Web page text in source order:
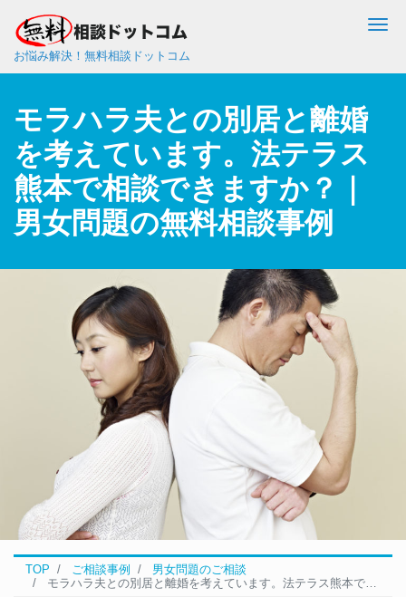
お悩み解決！無料相談ドットコム
モラハラ夫との別居と離婚
を考えています。法テラス
熊本で相談できますか？｜
男女問題の無料相談事例
TOP ご相談事例
男女問題のご相談
モラハラ夫との別居と離婚を考えています。法テラス熊本で相談できますか？｜男女問題の無料相談事例